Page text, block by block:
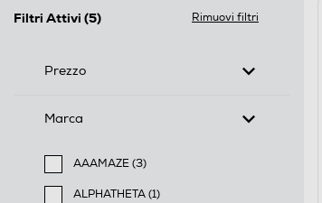
Filtri Attivi (5) Rimuovi filtri
Prezzo
Marca
AAAMAZE (3)
Filtra per Marca: AAAMAZE
ALPHATHETA (1)